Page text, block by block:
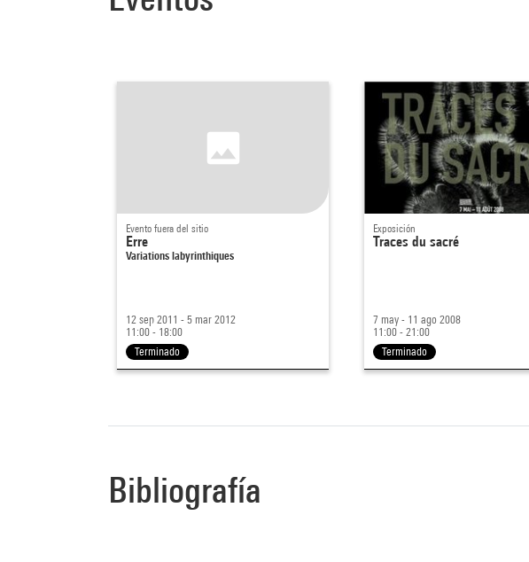
Evento fuera del sitio
Erre
Variations labyrinthiques
12 sep 2011 - 5 mar 2012
11:00 - 18:00
Terminado
Exposición
Traces du sacré
7 may - 11 ago 2008
11:00 - 21:00
Terminado
Bibliografía